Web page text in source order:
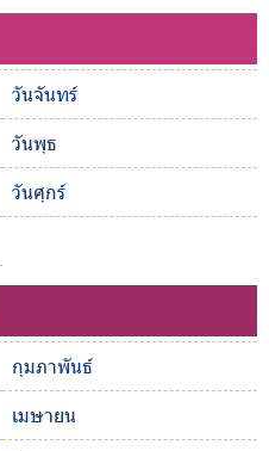
วันจันทร์
วันพุธ
วันศุกร์
กุมภาพันธ์
เมษายน